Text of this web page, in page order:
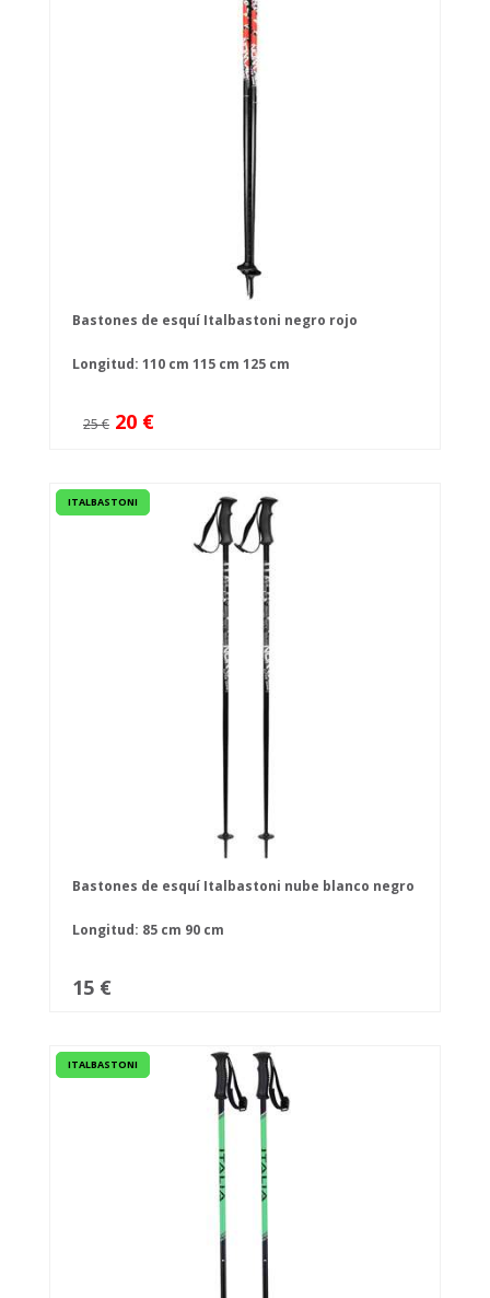
Bastones de esquí Italbastoni negro rojo
Longitud: 110 cm 115 cm 125 cm
25 € 20 €
ITALBASTONI
Bastones de esquí Italbastoni nube blanco negro
Longitud: 85 cm 90 cm
15 €
ITALBASTONI